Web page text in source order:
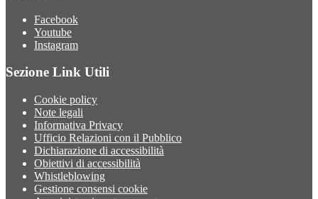
Facebook
Youtube
Instagram
Sezione Link Utili
Cookie policy
Note legali
Informativa Privacy
Ufficio Relazioni con il Pubblico
Dichiarazione di accessibilità
Obiettivi di accessibilità
Whistleblowing
Gestione consensi cookie